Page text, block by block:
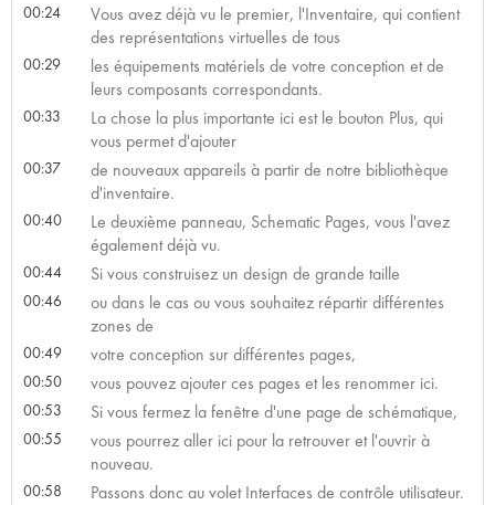
00:24
Vous avez déjà vu le premier, l'Inventaire, qui contient
des représentations virtuelles de tous
00:29
les équipements matériels de votre conception et de
leurs composants correspondants.
00:33
La chose la plus importante ici est le bouton Plus, qui
vous permet d'ajouter
00:37
de nouveaux appareils à partir de notre bibliothèque
d'inventaire.
00:40
Le deuxième panneau, Schematic Pages, vous l'avez
également déjà vu.
00:44 Si vous construisez un design de grande taille
00:46
ou dans le cas ou vous souhaitez répartir différentes
zones de
00:49 votre conception sur différentes pages,
00:50 vous pouvez ajouter ces pages et les renommer ici.
00:53 Si vous fermez la fenêtre d'une page de schématique,
00:55
vous pourrez aller ici pour la retrouver et l'ouvrir à
nouveau.
00:58 Passons donc au volet Interfaces de contrôle utilisateur.